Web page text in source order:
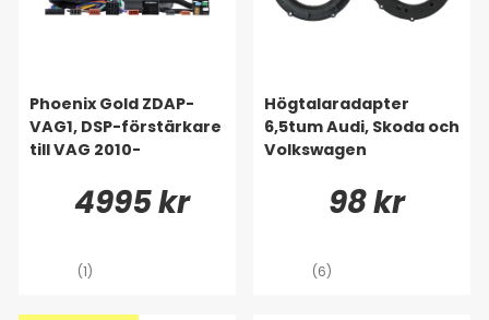
Phoenix Gold ZDAP-
VAG1, DSP-förstärkare
till VAG 2010-
4995 kr
(1)
Högtalaradapter
6,5tum Audi, Skoda och
Volkswagen
98 kr
(6)